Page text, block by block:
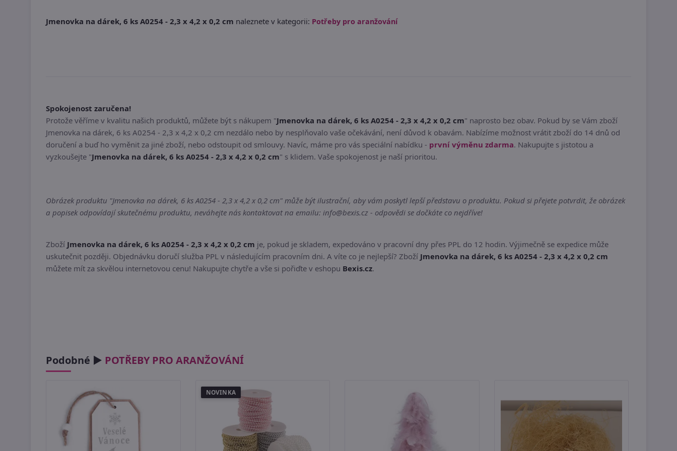
Jmenovka na dárek, 6 ks A0254 - 2,3 x 4,2 x 0,2 cm naleznete v kategorii: Potřeby pro aranžování
Spokojenost zaručena!
Protože věříme v kvalitu našich produktů, můžete být s nákupem "Jmenovka na dárek, 6 ks A0254 - 2,3 x 4,2 x 0,2 cm" naprosto bez obav. Pokud by se Vám zboží
Jmenovka na dárek, 6 ks A0254 - 2,3 x 4,2 x 0,2 cm nezdálo nebo by nesplňovalo vaše očekávání, není důvod k obavám. Nabízíme možnost vrátit zboží do 14 dnů od
doručení a buď ho vyměnit za jiné zboží, nebo odstoupit od smlouvy. Navíc, máme pro vás speciální nabídku - první výměnu zdarma. Nakupujte s jistotou a
vyzkoušejte "Jmenovka na dárek, 6 ks A0254 - 2,3 x 4,2 x 0,2 cm" s klidem. Vaše spokojenost je naší prioritou.
Obrázek produktu "Jmenovka na dárek, 6 ks A0254 - 2,3 x 4,2 x 0,2 cm" může být ilustrační, aby vám poskytl lepší představu o produktu. Pokud si přejete potvrdit, že obrázek
a popisek odpovídají skutečnému produktu, neváhejte nás kontaktovat na emailu: info@bexis.cz - odpovědi se dočkáte co nejdříve!
Zboží Jmenovka na dárek, 6 ks A0254 - 2,3 x 4,2 x 0,2 cm je, pokud je skladem, expedováno v pracovní dny přes PPL do 12 hodin. Výjimečně se expedice může
uskutečnit později. Objednávku doručí služba PPL v následujícím pracovním dni. A víte co je nejlepší? Zboží Jmenovka na dárek, 6 ks A0254 - 2,3 x 4,2 x 0,2 cm
můžete mít za skvělou internetovou cenu! Nakupujte chytře a vše si pořiďte v eshopu Bexis.cz.
Podobné ► POTŘEBY PRO ARANŽOVÁNÍ
NOVINKA